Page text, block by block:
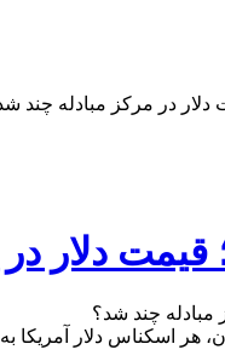
تومان و حواله دلار نیز به ۳۷هزار و ۴۳۹ تومان رسید.